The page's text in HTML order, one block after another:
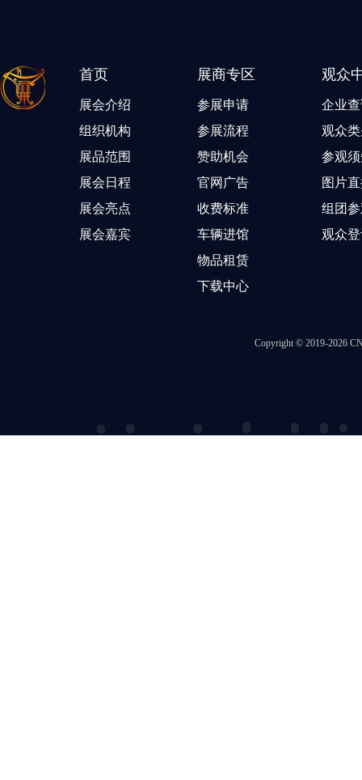
首页
展会介绍
组织机构
展品范围
展会日程
展会亮点
展会嘉宾
展商专区
参展申请
参展流程
赞助机会
官网广告
收费标准
车辆进馆
物品租赁
下载中心
观众
企业
观众
参观
图片
组团
观众
Copyright © 2019-2026